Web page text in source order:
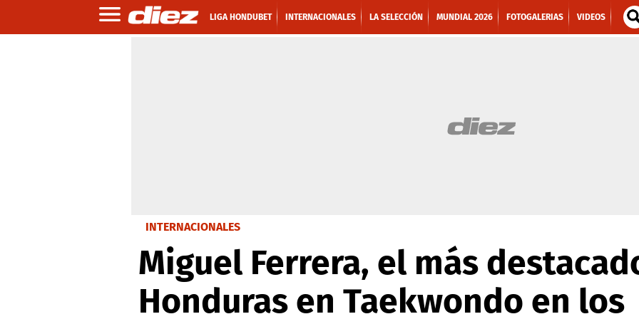
LIGA HONDUBET INTERNACIONALES LA SELECCIÓN MUNDIAL 2026 FOTOGALERIAS VIDEOS
INTERNACIONALES
Miguel Ferrera, el más
Honduras en Taekwondo en los